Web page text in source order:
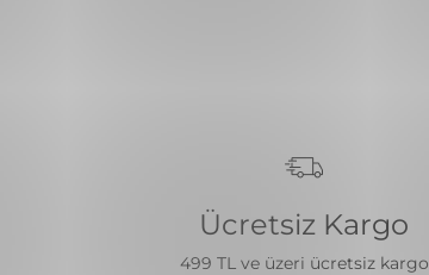
Ücretsiz Kargo
499 TL ve üzeri ücretsiz kargo